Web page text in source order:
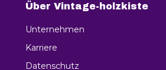
Über Vintage-holzkiste
Unternehmen
Karriere
Datenschutz